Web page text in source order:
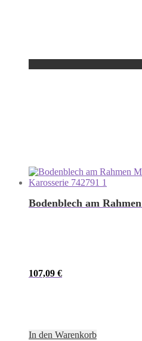
Bodenblech am
107,09 €
In den Warenkorb